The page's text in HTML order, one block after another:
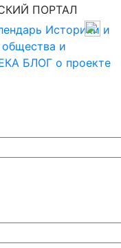
ПОРТАЛ
Историки и
общества и
БЛОГ о проекте